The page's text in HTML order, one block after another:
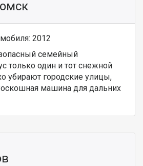
2012
семейный
только один и тот снежной
убирают городские улицы,
машина для дальних